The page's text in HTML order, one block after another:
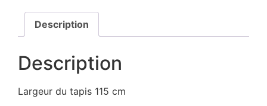
Description
Description
Largeur du tapis 115 cm